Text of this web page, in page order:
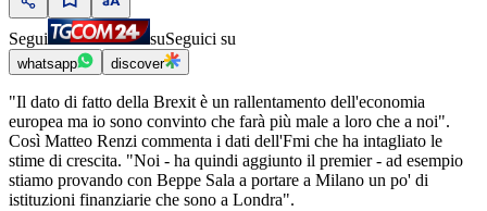
Segui suSeguici su
whatsapp discover
"Il dato di fatto della Brexit è un rallentamento dell'economia
europea ma io sono convinto che farà più male a loro che a noi".
Così Matteo Renzi commenta i dati dell'Fmi che ha intagliato le
stime di crescita. "Noi - ha quindi aggiunto il premier - ad esempio
stiamo provando con Beppe Sala a portare a Milano un po' di
istituzioni finanziarie che sono a Londra".